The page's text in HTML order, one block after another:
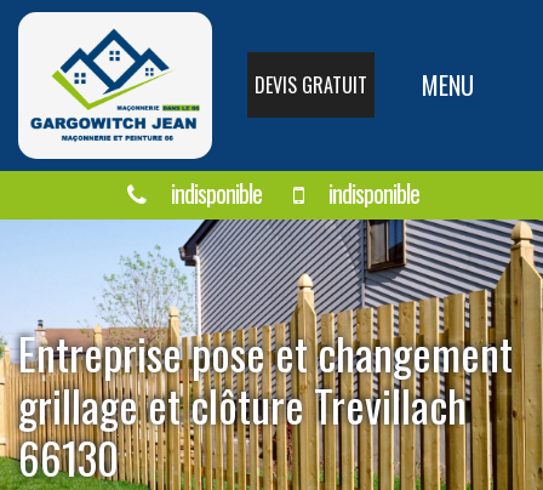
DEVIS GRATUIT MENU
indisponible indisponible
Entreprise pose et changement
grillage et clôture Trevillach
66130